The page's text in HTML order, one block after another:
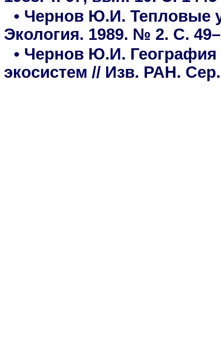
• Чернов Ю.И. Тепловые
Экология. 1989. № 2. С.
• Чернов Ю.И. География
экосистем // Изв. РАН.